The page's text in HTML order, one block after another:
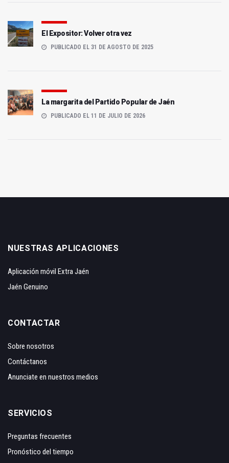
El Expositor: Volver otra vez
PUBLICADO EL 31 DE AGOSTO DE 2025
La margarita del Partido Popular de Jaén
PUBLICADO EL 11 DE JULIO DE 2026
NUESTRAS APLICACIONES
Aplicación móvil Extra Jaén
Jaén Genuino
CONTACTAR
Sobre nosotros
Contáctanos
Anunciate en nuestros medios
SERVICIOS
Preguntas frecuentes
Pronóstico del tiempo